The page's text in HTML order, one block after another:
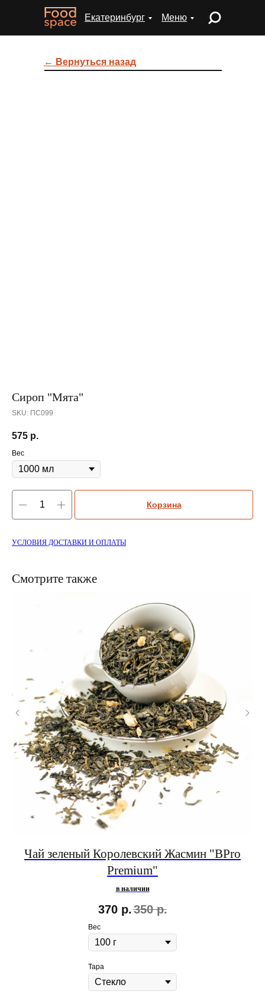
← Вернуться назад
Меню
Екатеринбург
Сироп "Мята"
SKU: ПС099
575 р.
Вес
Корзина
УСЛОВИЯ ДОСТАВКИ И ОПЛАТЫ
Смотрите также
Чай зеленый Королевский Жасмин "BPro
Premium"
в наличии
370 р.350 р.
Вес
Тара